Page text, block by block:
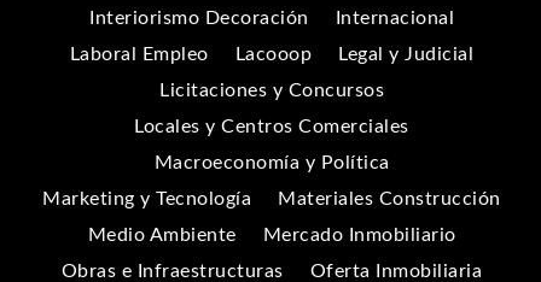
Interiorismo Decoración
Internacional
Laboral Empleo
Lacooop
Legal y Judicial
Licitaciones y Concursos
Locales y Centros Comerciales
Macroeconomía y Política
Marketing y Tecnología
Materiales Construcción
Medio Ambiente
Mercado Inmobiliario
Obras e Infraestructuras
Oferta Inmobiliaria